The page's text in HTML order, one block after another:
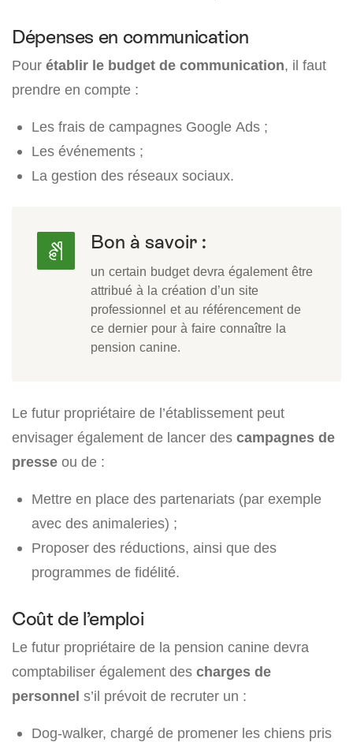
Dépenses en communication
Pour établir le budget de communication, il faut
prendre en compte :
Les frais de campagnes Google Ads ;
Les événements ;
La gestion des réseaux sociaux.
Bon à savoir :
un certain budget devra également être
attribué à la création d’un site
professionnel et au référencement de
ce dernier pour à faire connaître la
pension canine.
Le futur propriétaire de l’établissement peut
envisager également de lancer des campagnes de
presse ou de :
Mettre en place des partenariats (par exemple
avec des animaleries) ;
Proposer des réductions, ainsi que des
programmes de fidélité.
Coût de l’emploi
Le futur propriétaire de la pension canine devra
comptabiliser également des charges de
personnel s’il prévoit de recruter un :
Dog-walker, chargé de promener les chiens pris